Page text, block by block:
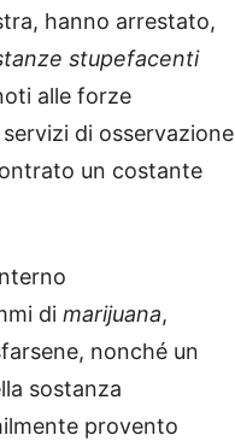
hanno arrestato,
stupefacenti
alle forze
di osservazione
un costante
di marijuana,
nonché un
sostanza
provento